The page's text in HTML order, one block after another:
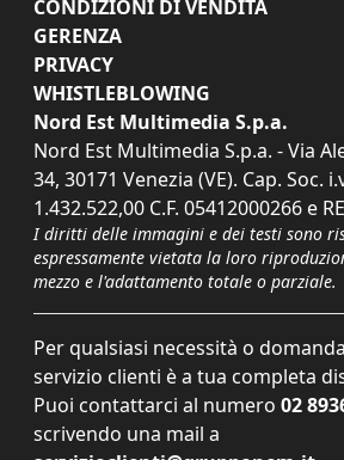
CONDIZIONI DI VENDITA
GERENZA
PRIVACY
WHISTLEBLOWING
Nord Est Multimedia S.p.a.
Nord Est Multimedia S.p.a. - Via
34, 30171 Venezia (VE). Cap. Soc.
1.432.522,00 C.F. 05412000266 e
I diritti delle immagini e dei testi sono
espressamente vietata la loro
mezzo e l'adattamento totale o parziale.
Per qualsiasi necessità o
servizio clienti è a tua completa
Puoi contattarci al numero 02
scrivendo una mail a